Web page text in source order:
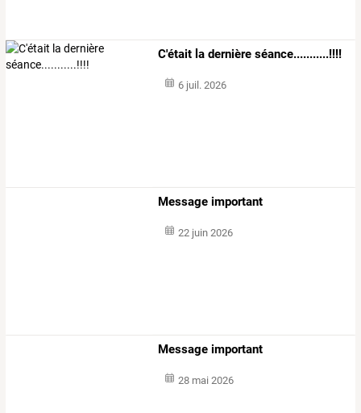
C'était la dernière séance...........!!!!
6 juil. 2026
Message important
22 juin 2026
Message important
28 mai 2026